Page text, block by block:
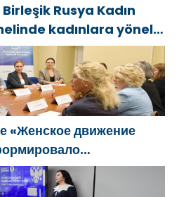
Rusya Kadın
kadınlara yönelik
geliştirilmesi için
«Женское движение
городских
женщин